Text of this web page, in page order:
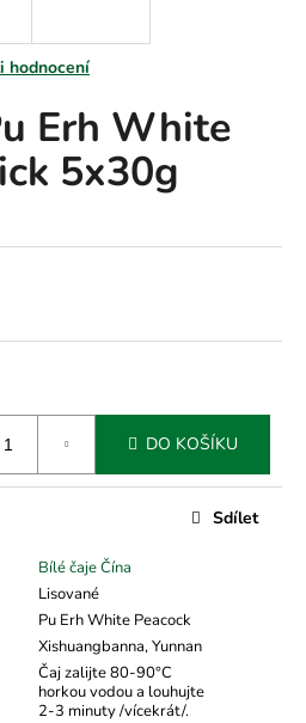
hodnocení
Erh White
5x30g
DO KOŠÍKU
Bílé čaje Čína
Lisované
Pu Erh White Peacock
Xishuangbanna, Yunnan
Čaj zalijte 80-90°C
horkou vodou a louhujte
2-3 minuty /vícekrát/.
Sdílet